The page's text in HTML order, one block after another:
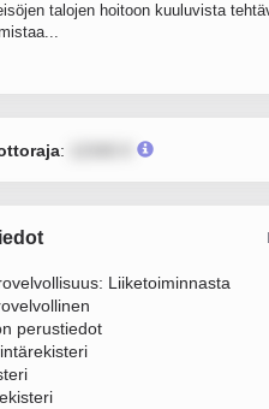
talojen hoitoon kuuluvista
:
Liiketoiminnasta
perustiedot